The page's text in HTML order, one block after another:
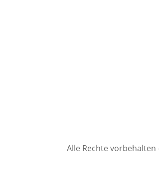
Alle Rechte vorbehalten